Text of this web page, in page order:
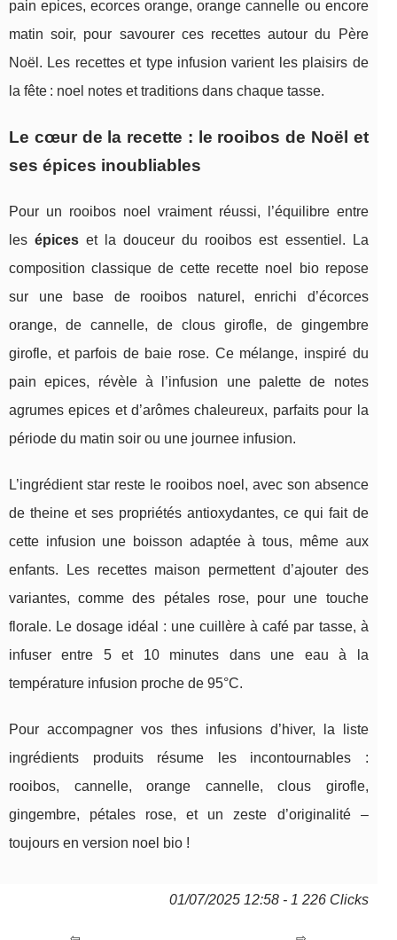
pain epices, ecorces orange, orange cannelle ou encore
matin soir, pour savourer ces recettes autour du Père
Noël. Les recettes et type infusion varient les plaisirs de
la fête : noel notes et traditions dans chaque tasse.
Le cœur de la recette : le rooibos de Noël et
ses épices inoubliables
Pour un rooibos noel vraiment réussi, l’équilibre entre
lesépices et la douceur du rooibos est essentiel. La
composition classique de cette recette noel bio repose
sur une base de rooibos naturel, enrichi d’écorces
orange, de cannelle, de clous girofle, de gingembre
girofle, et parfois de baie rose. Ce mélange, inspiré du
pain epices, révèle à l’infusion une palette de notes
agrumes epices et d’arômes chaleureux, parfaits pour la
période du matin soir ou une journee infusion.
L’ingrédient star reste le rooibos noel, avec son absence
de theine et ses propriétés antioxydantes, ce qui fait de
cette infusion une boisson adaptée à tous, même aux
enfants. Les recettes maison permettent d’ajouter des
variantes, comme des pétales rose, pour une touche
florale. Le dosage idéal : une cuillère à café par tasse, à
infuser entre 5 et 10 minutes dans une eau à la
température infusion proche de 95°C.
Pour accompagner vos thes infusions d’hiver, la liste
ingrédients produits résume les incontournables :
rooibos, cannelle, orange cannelle, clous girofle,
gingembre, pétales rose, et un zeste d’originalité –
toujours en version noel bio !
01/07/2025 12:58 - 1 226 Clicks